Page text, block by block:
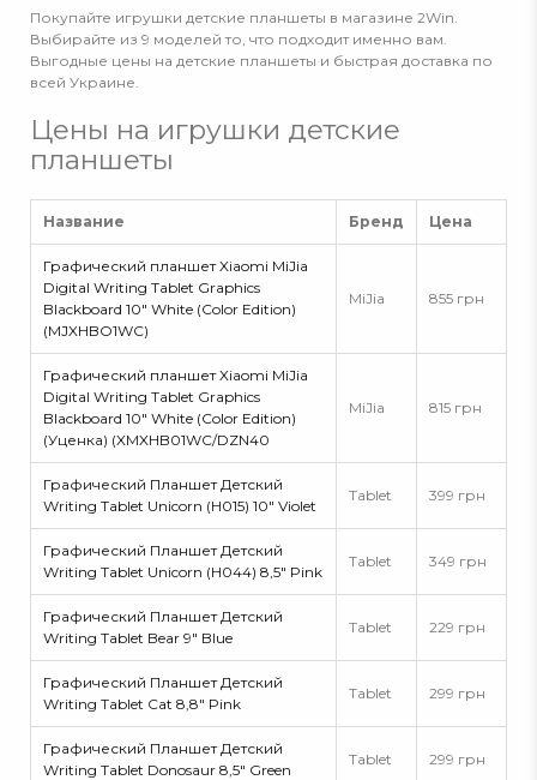
Покупайте игрушки детские планшеты в магазине 2Win.
Выбирайте из 9 моделей то, что подходит именно вам.
Выгодные цены на детские планшеты и быстрая доставка по
всей Украине.
Цены на игрушки детские
планшеты
Название Бренд Цена
Графический планшет Xiaomi MiJia
Digital Writing Tablet Graphics
Blackboard 10" White (Color Edition)
(MJXHBO1WC)
MiJia 855 грн
Графический планшет Xiaomi MiJia
Digital Writing Tablet Graphics
Blackboard 10" White (Color Edition)
(Уценка) (XMXHB01WC/DZN40
MiJia 815 грн
Графический Планшет Детский
Writing Tablet Unicorn (H015) 10" Violet
Tablet 399 грн
Графический Планшет Детский
Writing Tablet Unicorn (H044) 8,5" Pink
Tablet 349 грн
Графический Планшет Детский
Writing Tablet Bear 9" Blue
Tablet 229 грн
Графический Планшет Детский
Writing Tablet Cat 8,8" Pink
Tablet 299 грн
Графический Планшет Детский
Writing Tablet Donosaur 8,5" Green
Tablet 299 грн